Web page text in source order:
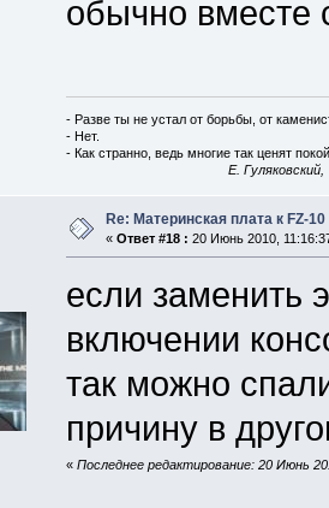
обычно вместе
- Разве ты не устал от борьбы, от
- Нет.
- Как странно, ведь многие так ценят
E.
Re: Материнская плата к FZ-10
« Ответ #18 : 20 Июнь 2010,
если заменить
включении
так можно
причину в
«Последнее редактирование: 20 Июнь